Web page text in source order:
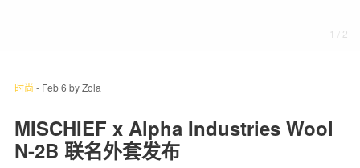
1 / 2
时尚 - Feb 6 byZola
MISCHIEF x Alpha Industries Wool
N-2B 联名外套发布